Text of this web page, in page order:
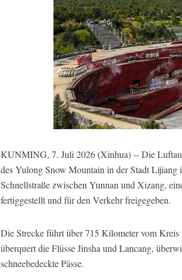
KUNMING, 7. Juli 2026 (Xinhua) -- Die
des Yulong Snow Mountain in der Stadt
Schnellstraße zwischen Yunnan und Xizang,
fertiggestellt und für den Verkehr freigegeben.
Die Strecke führt über 715 Kilometer vom
überquert die Flüsse Jinsha und Lancang,
schneebedeckte Pässe.